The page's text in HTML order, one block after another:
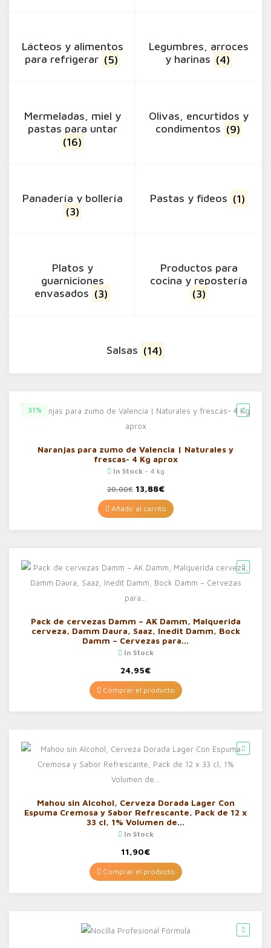
Lácteos y alimentos
para refrigerar (5)
Legumbres, arroces
y harinas (4)
Mermeladas, miel y
pastas para untar
(16)
Olivas, encurtidos y
condimentos (9)
Panadería y bollería
(3)
Pastas y fideos (1)
Platos y
guarniciones
envasados (3)
Productos para
cocina y repostería
(3)
Salsas (14)
31%
Naranjas para zumo de Valencia | Naturales y
frescas- 4 Kg aprox
In Stock- 4 kg
20,00€ El
precio
original
era:
13,88€El
precio
actual
es:
Añadir al carrito
Pack de cervezas Damm – AK Damm, Malquerida
cerveza, Damm Daura, Saaz, Inedit Damm, Bock
Damm – Cervezas para…
In Stock
24,95€
Comprar el producto
Mahou sin Alcohol, Cerveza Dorada Lager Con
Espuma Cremosa y Sabor Refrescante, Pack de 12 x
33 cl, 1% Volumen de…
In Stock
11,90€
Comprar el producto